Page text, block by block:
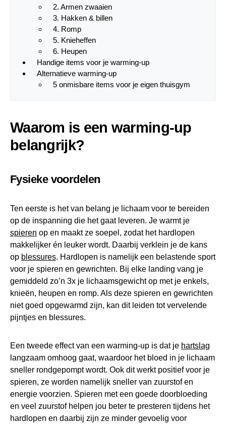
2. Armen zwaaien
3. Hakken & billen
4. Romp
5. Knieheffen
6. Heupen
Handige items voor je warming-up
Alternatieve warming-up
5 onmisbare items voor je eigen thuisgym
Waarom is een warming-up
belangrijk?
Fysieke voordelen
Ten eerste is het van belang je lichaam voor te bereiden
op de inspanning die het gaat leveren. Je warmt je
spieren op en maakt ze soepel, zodat het hardlopen
makkelijker én leuker wordt. Daarbij verklein je de kans
op blessures. Hardlopen is namelijk een belastende sport
voor je spieren en gewrichten. Bij elke landing vang je
gemiddeld zo’n 3x je lichaamsgewicht op met je enkels,
knieën, heupen en romp. Als deze spieren en gewrichten
niet goed opgewarmd zijn, kan dit leiden tot vervelende
pijntjes en blessures.
Een tweede effect van een warming-up is dat je hartslag
langzaam omhoog gaat, waardoor het bloed in je lichaam
sneller rondgepompt wordt. Ook dit werkt positief voor je
spieren, ze worden namelijk sneller van zuurstof en
energie voorzien. Spieren met een goede doorbloeding
en veel zuurstof helpen jou beter te presteren tijdens het
hardlopen en daarbij zijn ze minder gevoelig voor